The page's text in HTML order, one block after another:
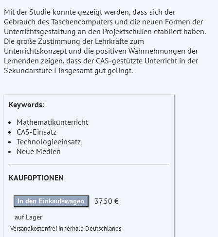
Mit der Studie konnte gezeigt werden, dass sich der
Gebrauch des Taschencomputers und die neuen Formen der
Unterrichtsgestaltung an den Projektschulen etabliert haben.
Die große Zustimmung der Lehrkräfte zum
Unterrichtskonzept und die positiven Wahrnehmungen der
Lernenden zeigen, dass der CAS-gestützte Unterricht in der
Sekundarstufe I insgesamt gut gelingt.
Keywords:
Mathematikunterricht
CAS-Einsatz
Technologieeinsatz
Neue Medien
KAUFOPTIONEN
In den Einkaufswagen 37.50 €
auf Lager
Versandkostenfrei innerhalb Deutschlands